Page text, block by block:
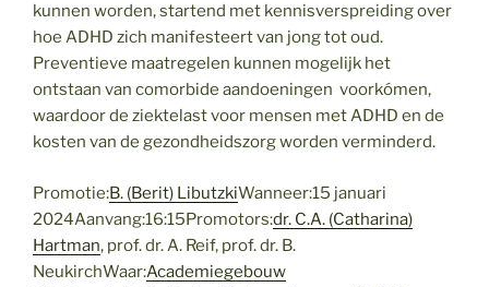
kunnen worden, startend met kennisverspreiding over
hoe ADHD zich manifesteert van jong tot oud.
Preventieve maatregelen kunnen mogelijk het
ontstaan van comorbide aandoeningen voorkómen,
waardoor de ziektelast voor mensen met ADHD en de
kosten van de gezondheidszorg worden verminderd.
Promotie:B. (Berit) LibutzkiWanneer:15 januari
2024Aanvang:16:15Promotors:dr. C.A. (Catharina)
Hartman, prof. dr. A. Reif, prof. dr. B.
NeukirchWaar:Academiegebouw